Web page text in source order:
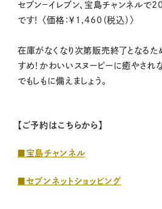
セブン－イレブン、宝島チャンネルで
です！ 〈価格：￥1,460（税込）〉
在庫がなくなり次第販売終了となる
すめ！かわいいスヌーピーに癒やされ
でもしもに備えましょう。
【ご予約はこちらから】
■宝島チャンネル
■セブンネットショッピング